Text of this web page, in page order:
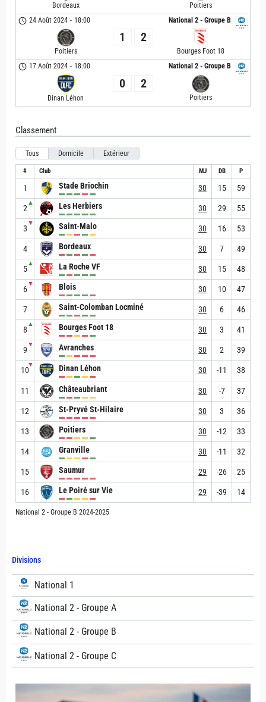
Divisions
National 1
National 2 - Groupe A
National 2 - Groupe B
National 2 - Groupe C
Bordeaux
Poitiers
National 2 - Groupe B
24 Août 2024 - 18:00
Poitiers
1 2
Bourges Foot 18
National 2 - Groupe B
17 Août 2024 - 18:00
Dinan Léhon
0 2
Poitiers
Classement
Tous Domicile Extérieur
# Club MJ DB P
1 Stade Briochin 30 15 59
2
▲ Les Herbiers 30 29 55
3
▼ Saint-Malo 30 16 53
4 Bordeaux 30 7 49
5
▲ La Roche VF 30 15 48
6
▼ Blois 30 10 47
7 Saint-Colomban Locminé 30 6 46
8
▲ Bourges Foot 18 30 3 41
9
▼ Avranches 30 2 39
10
▼ Dinan Léhon 30 -11 38
11 Châteaubriant 30 -7 37
12 St-Pryvé St-Hilaire 30 3 36
13 Poitiers 30 -12 33
14 Granville 30 -11 32
15 Saumur 29 -26 25
16 Le Poiré sur Vie 29 -39 14
National 2 - Groupe B 2024-2025